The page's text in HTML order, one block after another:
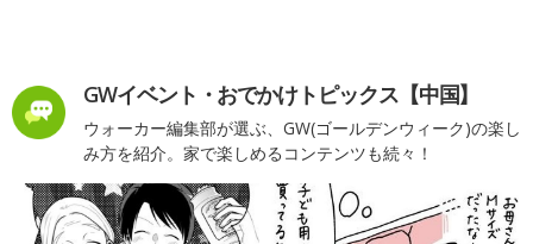
GWイベント・おでかけトピックス【中国】
ウォーカー編集部が選ぶ、GW(ゴールデンウィーク)の楽し
み方を紹介。家で楽しめるコンテンツも続々！